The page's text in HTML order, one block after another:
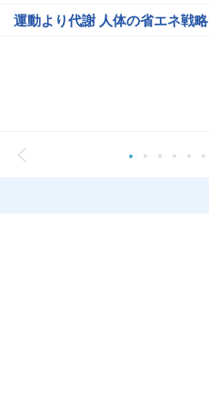
運動より代謝 人体の省エネ戦略